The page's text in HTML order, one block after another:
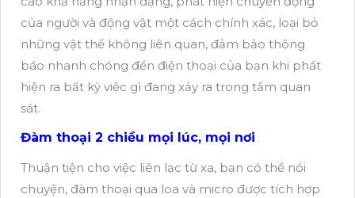
của người và động vật một cách chính xác, loại bỏ
những vật thể không liên quan, đảm bảo thông
báo nhanh chóng đến điện thoại của bạn khi phát
hiện ra bất kỳ việc gì đang xảy ra trong tầm quan
sát.
Đàm thoại 2 chiều mọi lúc, mọi nơi
Thuận tiện cho việc liên lạc từ xa, bạn có thể nói
chuyện, đàm thoại qua loa và micro được tích hợp